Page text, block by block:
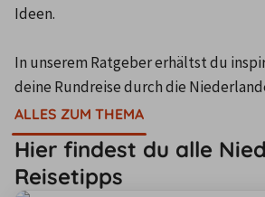
Ideen.
In unserem Ratgeber erhältst du
deine Rundreise durch die
ALLES ZUM THEMA
Hier findest du alle
Reisetipps